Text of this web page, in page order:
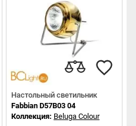
Настольный светильник
Fabbian D57B03 04
Коллекция: Beluga Colour